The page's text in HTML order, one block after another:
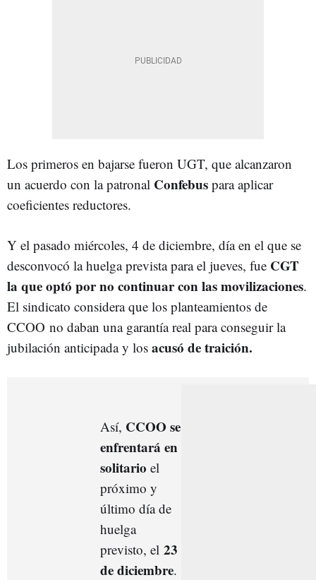
Los primeros en bajarse fueron UGT, que alcanzaron
un acuerdo con la patronal Confebus para aplicar
coeficientes reductores.
Y el pasado miércoles, 4 de diciembre, día en el que se
desconvocó la huelga prevista para el jueves, fue CGT
la que optó por no continuar con las movilizaciones.
El sindicato considera que los planteamientos de
CCOO no daban una garantía real para conseguir la
jubilación anticipada y los acusó de traición.
Así, CCOO se
enfrentará en
solitario el
próximo y
último día de
huelga
previsto, el 23
de diciembre.